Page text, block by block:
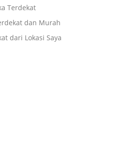
Terdekat
dan Murah
dari Lokasi Saya